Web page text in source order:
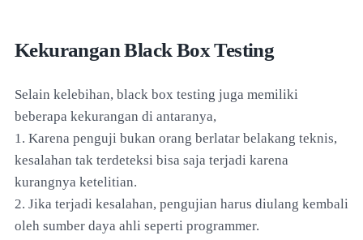
Kekurangan Black Box Testing
Selain kelebihan, black box testing juga memiliki
beberapa kekurangan di antaranya,
1. Karena penguji bukan orang berlatar belakang teknis,
kesalahan tak terdeteksi bisa saja terjadi karena
kurangnya ketelitian.
2. Jika terjadi kesalahan, pengujian harus diulang kembali
oleh sumber daya ahli seperti programmer.